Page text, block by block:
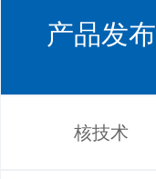
产品发布
核技术